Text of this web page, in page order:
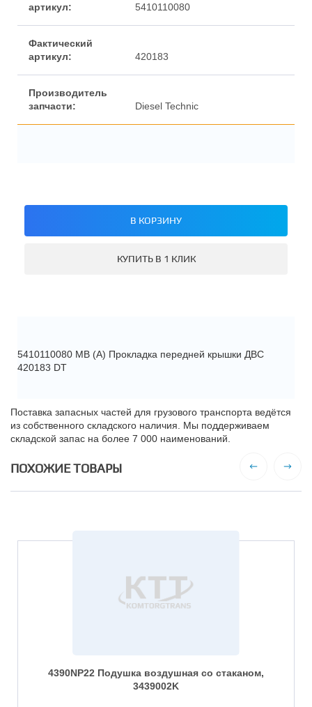
артикул:
5410110080
Фактический
артикул:
420183
Производитель
запчасти:
Diesel Technic
В КОРЗИНУ
КУПИТЬ В 1 КЛИК
5410110080 МВ (А) Прокладка передней крышки ДВС
420183 DT
Поставка запасных частей для грузового транспорта ведётся
из собственного складского наличия. Мы поддерживаем
складской запас на более 7 000 наименований.
ПОХОЖИЕ ТОВАРЫ
4390NP22 Подушка воздушная со стаканом,
3439002K